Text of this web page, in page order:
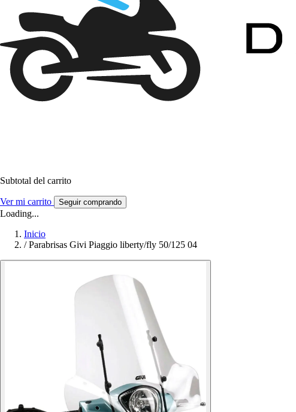
Subtotal del carrito
Ver mi carrito Seguir comprando
Loading...
Inicio
/ Parabrisas Givi Piaggio liberty/fly 50/125 04